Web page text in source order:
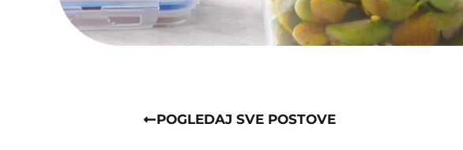
POGLEDAJ SVE POSTOVE